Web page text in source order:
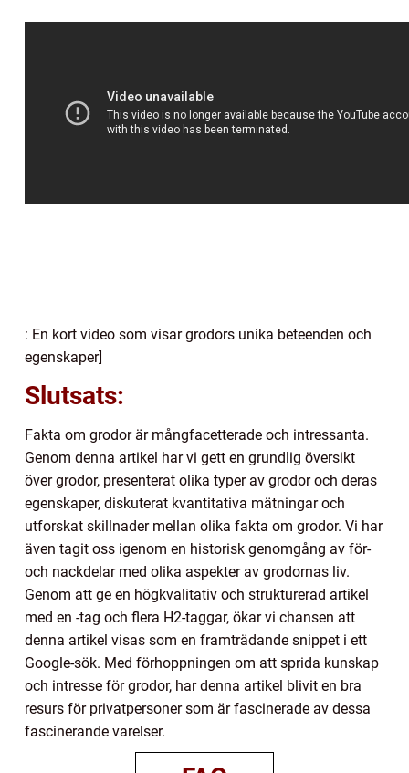
: En kort video som visar grodors unika beteenden och
egenskaper]
Slutsats:
Fakta om grodor är mångfacetterade och intressanta.
Genom denna artikel har vi gett en grundlig översikt
över grodor, presenterat olika typer av grodor och deras
egenskaper, diskuterat kvantitativa mätningar och
utforskat skillnader mellan olika fakta om grodor. Vi har
även tagit oss igenom en historisk genomgång av för-
och nackdelar med olika aspekter av grodornas liv.
Genom att ge en högkvalitativ och strukturerad artikel
med en -tag och flera H2-taggar, ökar vi chansen att
denna artikel visas som en framträdande snippet i ett
Google-sök. Med förhoppningen om att sprida kunskap
och intresse för grodor, har denna artikel blivit en bra
resurs för privatpersoner som är fascinerade av dessa
fascinerande varelser.